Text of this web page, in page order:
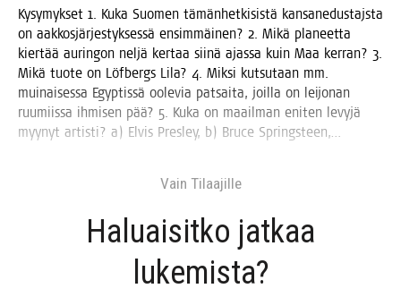
Kysy­myk­set 1. Kuka Suo­men tämän­het­ki­sis­tä kan­san­edus­tajs­ta
on aak­kos­jär­jes­tyk­ses­sä ensim­mäi­nen? 2. Mikä pla­neet­ta
kier­tää aurin­gon nel­jä ker­taa sii­nä ajas­sa kuin Maa ker­ran? 3.
Mikä tuo­te on Löf­bergs Lila? 4. Mik­si kut­su­taan mm.
mui­nai­ses­sa Egyp­tis­sä oole­via pat­sai­ta, joil­la on lei­jo­nan
ruu­miis­sa ihmi­sen pää? 5. Kuka on maa­il­man eni­ten levy­jä
myy­nyt artis­ti? a) Elvis Pres­ley, b) Bruce Springsteen,…
Vain Tilaa­jil­le
Haluai­sit­ko jat­kaa
lukemista?